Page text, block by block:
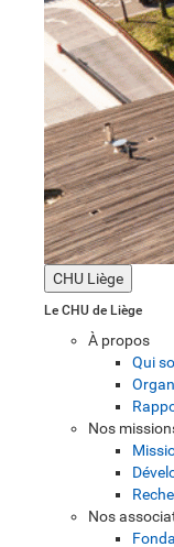
CHU Liège
Le CHU de Liège
À propos
Qui
Nos
Nos